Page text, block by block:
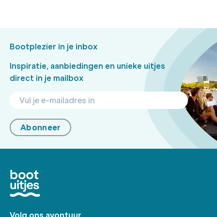
Bootplezier in je inbox
Inspiratie, aanbiedingen en unieke uitjes
direct in je mailbox
Abonneer
Volg ons avontuur